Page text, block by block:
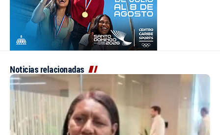
Noticias relacionadas